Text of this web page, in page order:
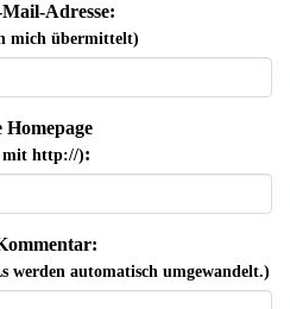
Adresse:
mich übermittelt)
Homepage
http://):
werden automatisch umgewandelt.)